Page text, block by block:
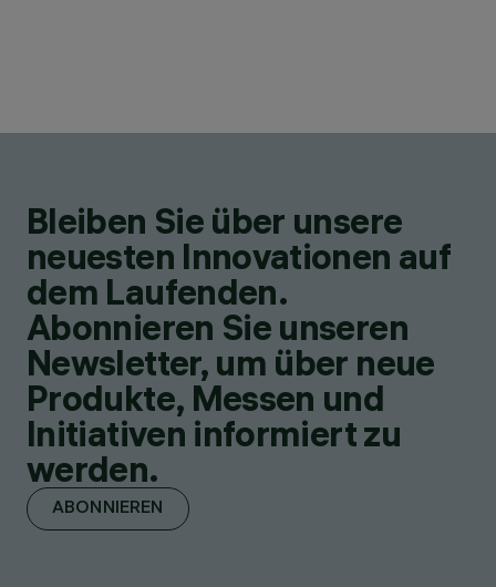
Bleiben Sie über unsere
neuesten Innovationen auf
dem Laufenden.
Abonnieren Sie unseren
Newsletter, um über neue
Produkte, Messen und
Initiativen informiert zu
werden.
ABONNIEREN